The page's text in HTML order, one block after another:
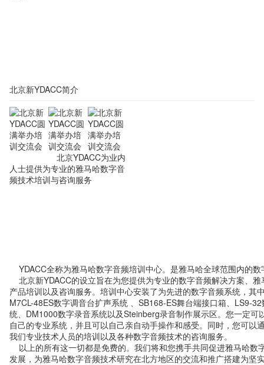
北京新YDACC简介
北京YDACC为业内
人士提供为专业的雅马哈数字音
频技术培训与咨询服务
YDACC全称为雅马哈数字音频培训中心。是雅马哈全球范围内的数
北京新YDACC的设立旨在为您提供为专业的数字音频解决方案、雅
产品培训以及咨询服务。培训中心安装了为先进的数字音频系统，其
M7CL-48ES数字调音台扩声系统 、SB168-ES舞台端接口箱、LS9-
统、DM1000数字录音系统以及Steinberg录音制作展示区。您一定可
自己的专业系统，并且可以自己亲自动手操作和感受。同时，您可以
我们专业技术人员的培训以及各种数字音频技术的咨询服务。
以上的所有这一切都是免费的。我们将和您携手共同促进雅马哈数
发展，为雅马哈数字音频技术研究在北方地区的交流和推广搭建为坚